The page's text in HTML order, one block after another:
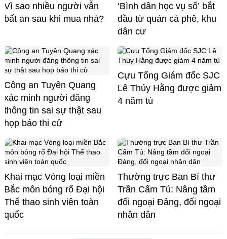
Vì sao nhiều người vẫn
bất an sau khi mua nhà?
‘Bình dân học vụ số’ bắt
đầu từ quán cà phê, khu
dân cư
Công an Tuyên Quang
xác minh người đăng
thông tin sai sự thật sau
họp báo thi cử
Cựu Tổng Giám đốc SJC
Lê Thúy Hằng được giảm
4 năm tù
Khai mạc Vòng loại miền
Bắc môn bóng rổ Đại hội
Thể thao sinh viên toàn
quốc
Thường trực Ban Bí thư
Trần Cẩm Tú: Nâng tầm
đối ngoại Đảng, đối ngoại
nhân dân